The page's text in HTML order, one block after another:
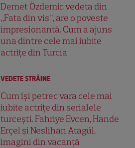
Demet Özdemir, vedeta din
„Fata din vis”, are o poveste
impresionantă. Cum a ajuns
una dintre cele mai iubite
actrițe din Turcia
VEDETE STRĂINE
Cum își petrec vara cele mai
iubite actrițe din serialele
turcești. Fahriye Evcen, Hande
Erçel și Neslihan Atagül,
imagini din vacanță